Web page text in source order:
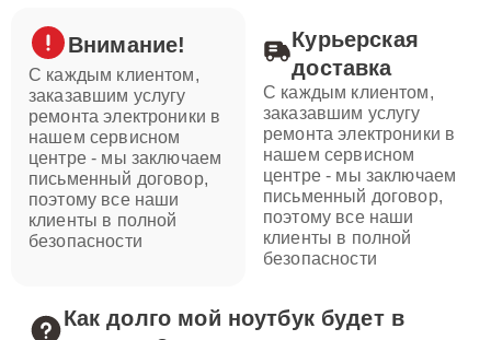
Внимание!
С каждым клиентом,
заказавшим услугу
ремонта электроники в
нашем сервисном
центре - мы заключаем
письменный договор,
поэтому все наши
клиенты в полной
безопасности
Курьерская
доставка
С каждым клиентом,
заказавшим услугу
ремонта электроники в
нашем сервисном
центре - мы заключаем
письменный договор,
поэтому все наши
клиенты в полной
безопасности
Как долго мой ноутбук будет в